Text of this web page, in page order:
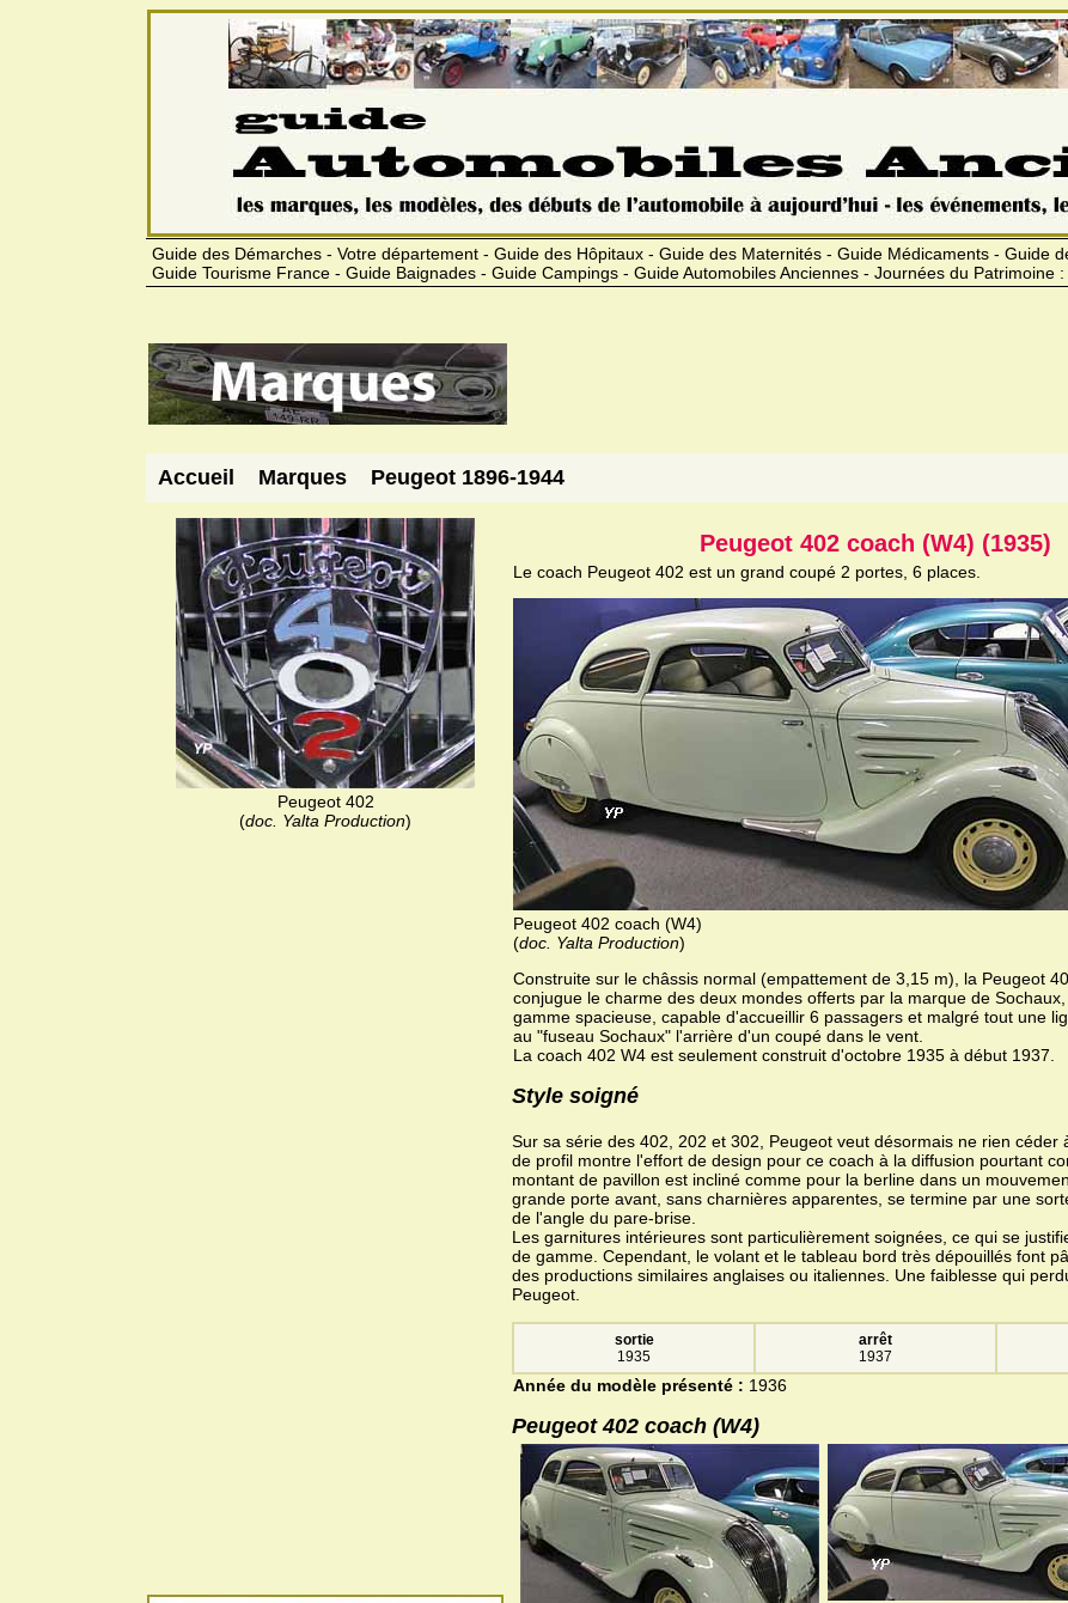
Guide des Démarches - Votre département - Guide des Hôpitaux - Guide des Maternités - Guide Médicaments - Guide
Guide Tourisme France - Guide Baignades - Guide Campings - Guide Automobiles Anciennes - Journées du Patrimoine :
Accueil Marques Peugeot 1896-1944
Peugeot 402
(doc. Yalta Production)
Peugeot 402 coach (W4) (1935)
Le coach Peugeot 402 est un grand coupé 2 portes, 6 places.
Peugeot 402 coach (W4)
(doc. Yalta Production)
Construite sur le châssis normal (empattement de 3,15 m), la Peugeot
conjugue le charme des deux mondes offerts par la marque de
gamme spacieuse, capable d'accueillir 6 passagers et malgré tout une
au "fuseau Sochaux" l'arrière d'un coupé dans le vent.
La coach 402 W4 est seulement construit d'octobre 1935 à début 1937.
Style soigné
Sur sa série des 402, 202 et 302, Peugeot veut désormais ne rien céder
de profil montre l'effort de design pour ce coach à la diffusion pourtant
montant de pavillon est incliné comme pour la berline dans un
grande porte avant, sans charnières apparentes, se termine par une
de l'angle du pare-brise.
Les garnitures intérieures sont particulièrement soignées, ce qui se
de gamme. Cependant, le volant et le tableau bord très dépouillés font
des productions similaires anglaises ou italiennes. Une faiblesse qui
Peugeot.
sortie
1935
arrêt
1937
Année du modèle présenté : 1936
Peugeot 402 coach (W4)